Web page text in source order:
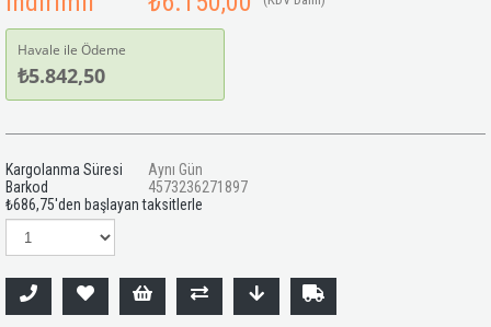
Havale ile Ödeme
₺5.842,50
Kargolanma Süresi
Aynı Gün
Barkod
4573236271897
₺686,75'den başlayan taksitlerle